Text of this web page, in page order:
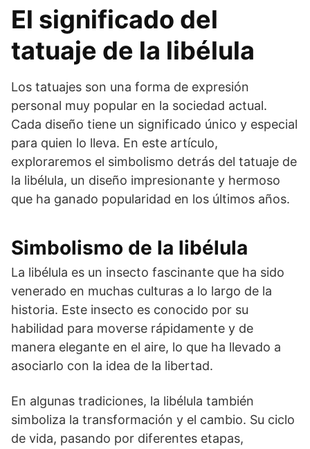
El significado del
tatuaje de la libélula
Los tatuajes son una forma de expresión
personal muy popular en la sociedad actual.
Cada diseño tiene un significado único y especial
para quien lo lleva. En este artículo,
exploraremos el simbolismo detrás del tatuaje de
la libélula, un diseño impresionante y hermoso
que ha ganado popularidad en los últimos años.
Simbolismo de la libélula
La libélula es un insecto fascinante que ha sido
venerado en muchas culturas a lo largo de la
historia. Este insecto es conocido por su
habilidad para moverse rápidamente y de
manera elegante en el aire, lo que ha llevado a
asociarlo con la idea de la libertad.
En algunas tradiciones, la libélula también
simboliza la transformación y el cambio. Su ciclo
de vida, pasando por diferentes etapas,